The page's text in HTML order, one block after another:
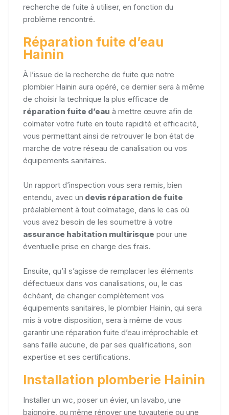
recherche de fuite à utiliser, en fonction du
problème rencontré.
Réparation fuite d’eau
Hainin
À l’issue de la recherche de fuite que notre
plombier Hainin aura opéré, ce dernier sera à même
de choisir la technique la plus efficace de
réparation fuite d’eau à mettre œuvre afin de
colmater votre fuite en toute rapidité et efficacité,
vous permettant ainsi de retrouver le bon état de
marche de votre réseau de canalisation ou vos
équipements sanitaires.
Un rapport d’inspection vous sera remis, bien
entendu, avec un devis réparation de fuite
préalablement à tout colmatage, dans le cas où
vous avez besoin de les soumettre à votre
assurance habitation multirisque pour une
éventuelle prise en charge des frais.
Ensuite, qu’il s’agisse de remplacer les éléments
défectueux dans vos canalisations, ou, le cas
échéant, de changer complètement vos
équipements sanitaires, le plombier Hainin, qui sera
mis à votre disposition, sera à même de vous
garantir une réparation fuite d’eau irréprochable et
sans faille aucune, de par ses qualifications, son
expertise et ses certifications.
Installation plomberie Hainin
Installer un wc, poser un évier, un lavabo, une
baignoire, ou même rénover une tuyauterie ou une